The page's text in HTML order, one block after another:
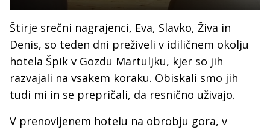
Štirje srečni nagrajenci, Eva, Slavko, Živa in
Denis, so teden dni preživeli v idiličnem okolju
hotela Špik v Gozdu Martuljku, kjer so jih
razvajali na vsakem koraku. Obiskali smo jih
tudi mi in se prepričali, da resnično uživajo.
V prenovljenem hotelu na obrobju gora, v